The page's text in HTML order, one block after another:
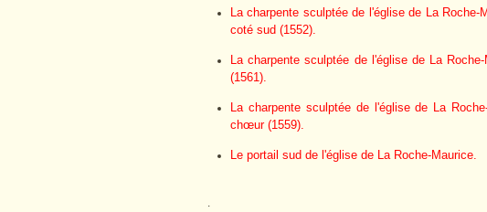
La charpente sculptée de l'église de La
coté sud (1552).
La charpente sculptée de l'église de La
(1561).
La charpente sculptée de l'église de La
chœur (1559).
Le portail sud de l'église de La Roche-Maurice.
.